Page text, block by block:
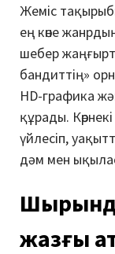
Жеміс
ең көне
шебер
бандиттің»
HD-графика
құрады.
үйлесіп,
дәм мен
жазғы